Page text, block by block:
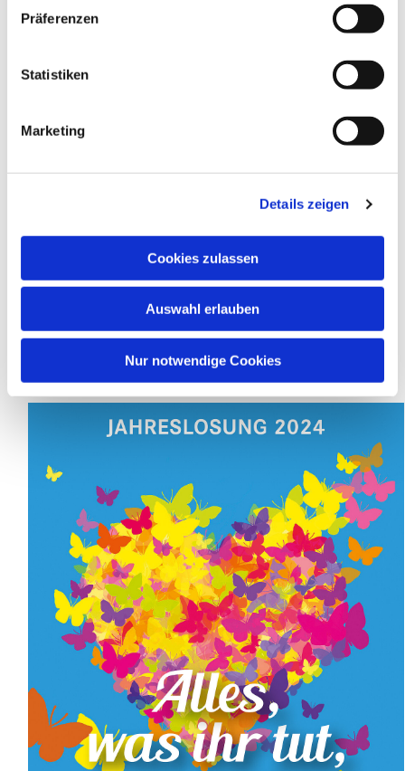
Präferenzen
Statistiken
Marketing
Details zeigen
Cookies zulassen
Auswahl erlauben
Nur notwendige Cookies
Pfarrerin Kristina Ziemssen
Regionalpfarrerin | WAGE-Region
Pfarrerin Rebecca Basse
✆ 02942-9875130 |✉E-Mail
Jahreslosung 2024